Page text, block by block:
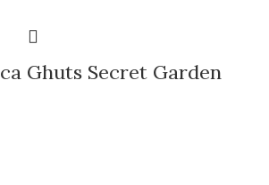
Ghuts Secret Garden